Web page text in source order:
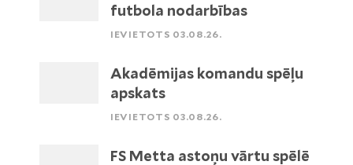
futbola nodarbības
IEVIETOTS 03.08.26.
Akadēmijas komandu spēļu
apskats
IEVIETOTS 03.08.26.
FS Metta astoņu vārtu spēlē